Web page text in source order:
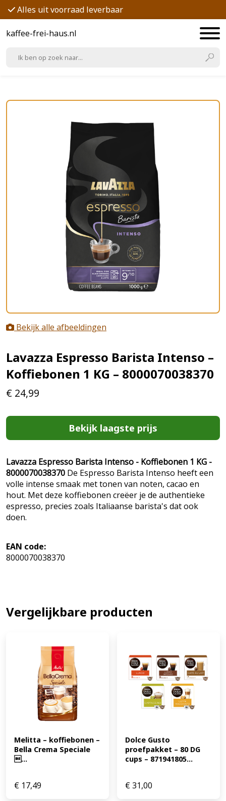
Alles uit voorraad leverbaar
kaffee-frei-haus.nl
Bekijk alle afbeeldingen
Lavazza Espresso Barista Intenso –
Koffiebonen 1 KG – 8000070038370
€ 24,99
Bekijk laagste prijs
Lavazza Espresso Barista Intenso - Koffiebonen 1 KG -
8000070038370 De Espresso Barista Intenso heeft een
volle intense smaak met tonen van noten, cacao en
hout. Met deze koffiebonen creëer je de authentieke
espresso, precies zoals Italiaanse barista's dat ook
doen.
EAN code:
8000070038370
Vergelijkbare producten
Melitta – koffiebonen –
Bella Crema Speciale
...
€ 17,49
Dolce Gusto
proefpakket – 80 DG
cups – 871941805...
€31,00